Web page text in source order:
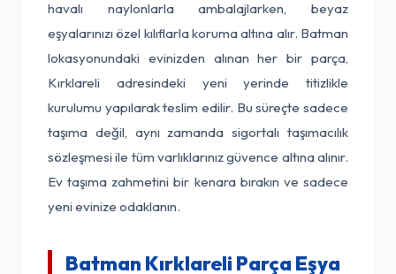
havalı naylonlarla ambalajlarken, beyaz
eşyalarınızı özel kılıflarla koruma altına alır. Batman
lokasyonundaki evinizden alınan her bir parça,
Kırklareli adresindeki yeni yerinde titizlikle
kurulumu yapılarak teslim edilir. Bu süreçte sadece
taşıma değil, aynı zamanda sigortalı taşımacılık
sözleşmesi ile tüm varlıklarınız güvence altına alınır.
Ev taşıma zahmetini bir kenara bırakın ve sadece
yeni evinize odaklanın.
Batman Kırklareli Parça Eşya